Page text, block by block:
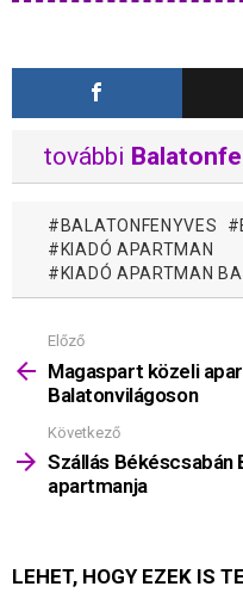
további
BALATONFENYVES
KIADÓ APARTMAN
KIADÓ APARTMAN
Mutass
többet
Előző
Magaspart közeli
Balatonvilágoson
Következő
Szállás
apartmanja
LEHET, HOGY EZEK IS